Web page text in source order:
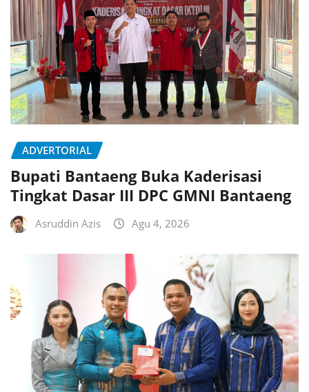
ADVERTORIAL
Bupati Bantaeng Buka Kaderisasi
Tingkat Dasar III DPC GMNI Bantaeng
Asruddin Azis Agu 4, 2026